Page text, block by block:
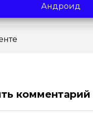
Андроид
комментарий